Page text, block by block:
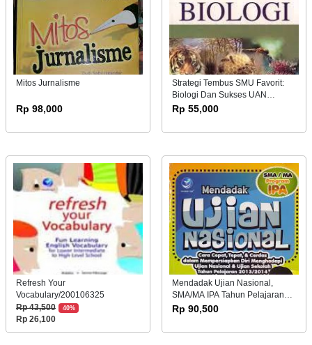
Mitos Jurnalisme
Rp 98,000
Strategi Tembus SMU Favorit:
Biologi Dan Sukses UAN
SLTP/MTs
Rp 55,000
Refresh Your
Vocabulary/200106325
Rp 43,500
40%
Rp 26,100
Mendadak Ujian Nasional,
SMA/MA IPA Tahun Pelajaran
2013
Rp 90,500